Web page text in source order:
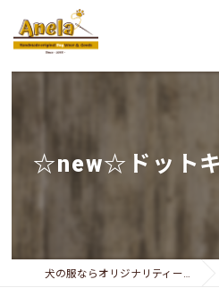
☆new☆ドット
犬の服ならオリジナリティー溢れるAnela